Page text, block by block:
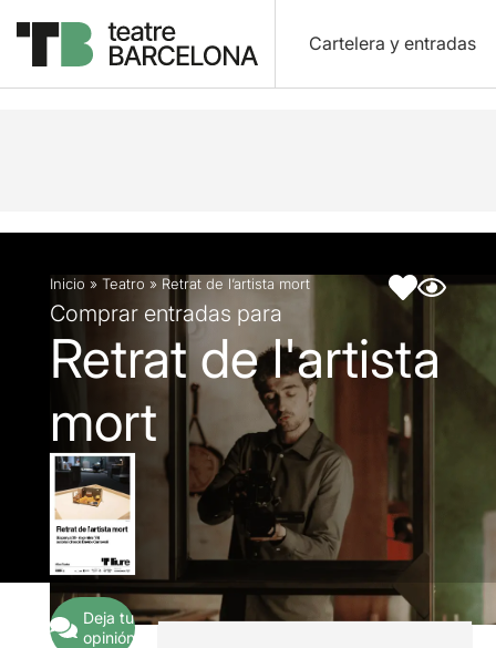
Cartelera y entradas
Descripción Ficha artística Fotos y vídeos
Inicio » Teatro » Retrat de l’artista mort
Comprar entradas para
Retrat de l'artista
mort
Deja tu
opinión